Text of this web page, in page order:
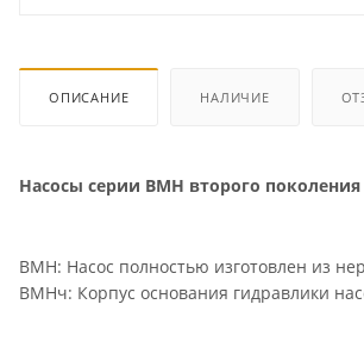
ОПИСАНИЕ НАЛИЧИЕ
Насосы серии ВМН второго поколения
ВМН: Насос полностью изготовлен из
ВМНч: Корпус основания гидравлики